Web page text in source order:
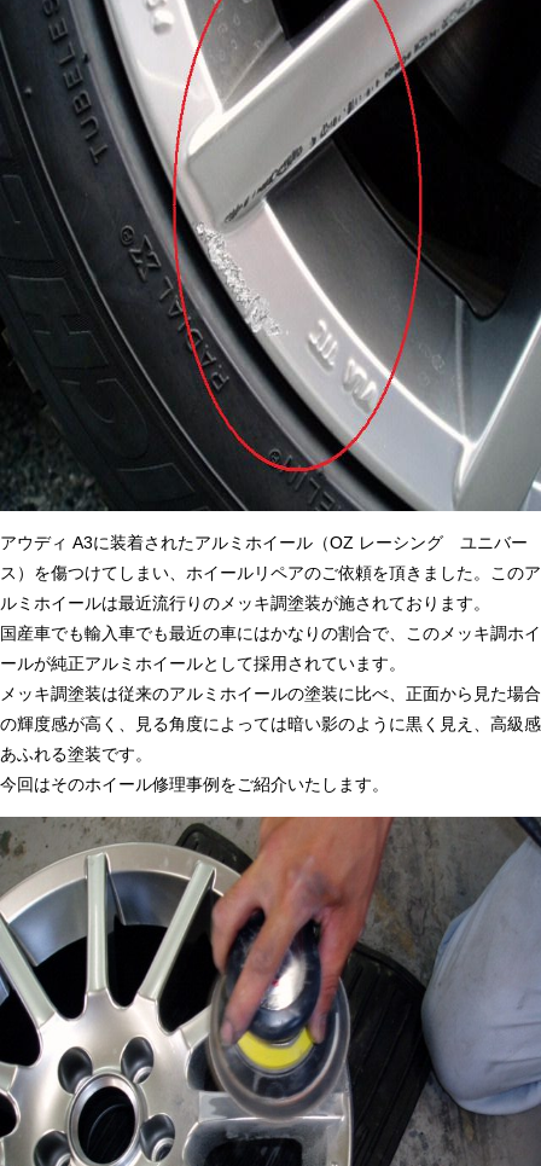
アウディ A3に装着されたアルミホイール（OZ レーシング ユニバー
ス）を傷つけてしまい、ホイールリペアのご依頼を頂きました。このア
ルミホイールは最近流行りのメッキ調塗装が施されております。
国産車でも輸入車でも最近の車にはかなりの割合で、このメッキ調ホイ
ールが純正アルミホイールとして採用されています。
メッキ調塗装は従来のアルミホイールの塗装に比べ、正面から見た場合
の輝度感が高く、見る角度によっては暗い影のように黒く見え、高級感
あふれる塗装です。
今回はそのホイール修理事例をご紹介いたします。